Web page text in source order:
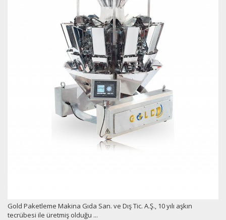
Gold Paketleme Makina Gıda San. ve Dış Tic. A.Ş., 10 yılı aşkın
tecrübesi ile üretmiş olduğu ...